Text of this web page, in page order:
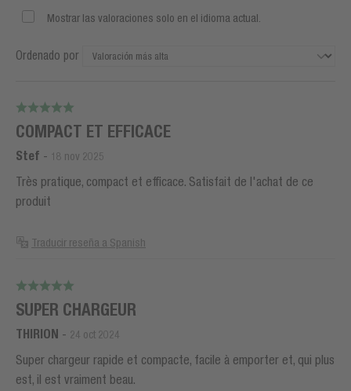
Mostrar las valoraciones solo en el idioma actual.
Ordenado por
COMPACT ET EFFICACE
Stef - 18 nov 2025
Très pratique, compact et efficace. Satisfait de l'achat de ce
produit
Traducir reseña a Spanish
SUPER CHARGEUR
THIRION - 24 oct 2024
Super chargeur rapide et compacte, facile à emporter et, qui plus
est, il est vraiment beau.